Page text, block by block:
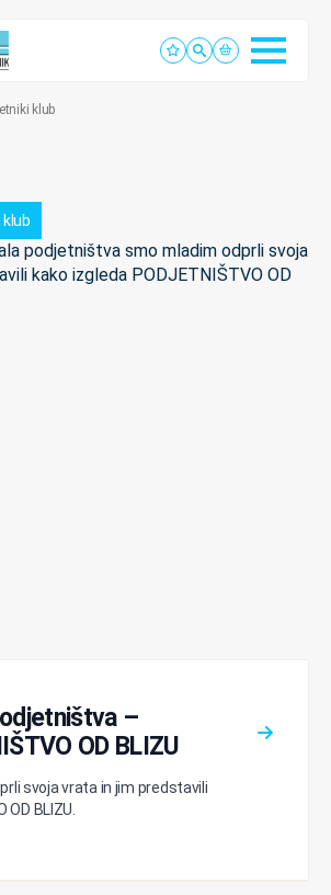
klub
–
OD BLIZU
svoja vrata in jim predstavili
OD BLIZU.